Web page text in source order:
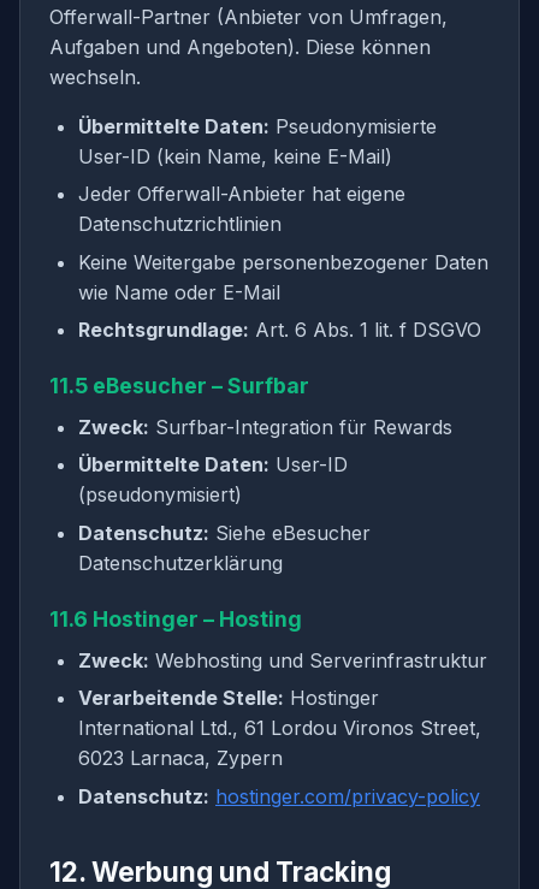
Offerwall-Partner (Anbieter von Umfragen,
Aufgaben und Angeboten). Diese können
wechseln.
Übermittelte Daten: Pseudonymisierte
User-ID (kein Name, keine E-Mail)
Jeder Offerwall-Anbieter hat eigene
Datenschutzrichtlinien
Keine Weitergabe personenbezogener Daten
wie Name oder E-Mail
Rechtsgrundlage: Art. 6 Abs. 1 lit. f DSGVO
11.5 eBesucher – Surfbar
Zweck: Surfbar-Integration für Rewards
Übermittelte Daten: User-ID
(pseudonymisiert)
Datenschutz: Siehe eBesucher
Datenschutzerklärung
11.6 Hostinger – Hosting
Zweck: Webhosting und Serverinfrastruktur
Verarbeitende Stelle: Hostinger
International Ltd., 61 Lordou Vironos Street,
6023 Larnaca, Zypern
Datenschutz: hostinger.com/privacy-policy
12. Werbung und Tracking